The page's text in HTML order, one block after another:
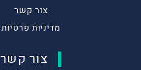
צור קשר
מדיניות פרטיות
צור קשר